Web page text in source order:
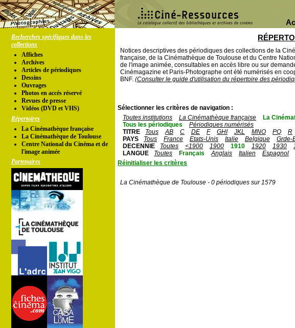
Recherches spécifiques dans les
collections
Affiches
Archives
Articles de périodiques
Dessins
Ouvrages
Photos en accés réservé
Revues de presse
Vidéos (DVD et VHS)
Répertoires
La Cinémathèque française
La Cinémathèque de Toulouse
Centre National du Cinéma et de
l'image animée
Partenaires
Notices descriptives des périodiques des collections de la
française, de la Cinémathèque de Toulouse et du Centre
de l'image animée, consultables en accès libre ou sur
Cinémagazine et Paris-Photographe ont été numérisés en
BNF. (Consulter le guide d'utilisation du répertoire des
Sélectionner les critères de navigation :
Toutes institutions
La Cinémathèque française La
Tous les périodiques
Périodiques numérisés
TITRE
Tous AB C DE F GHI JKL MNO PQ R
PAYS
Tous France Etats-Unis Italie Belgique Grde-
DECENNIE
Toutes <1900 1900 1910 1920 1930
LANGUE
Toutes Français Anglais Italien Espagnol
Réinitialiser les critères
La Cinémathèque de Toulouse - 0 périodiques sur 1579